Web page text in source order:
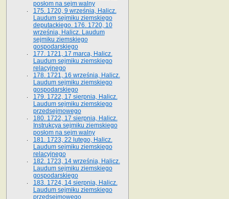
posłom na sejm walny
175. 1720, 9 września, Halicz.
Laudum sejmiku ziemskiego
deputackiego. 176. 1720, 10
września, Halicz. Laudum
sejmiku ziemskiego
gospodarskiego
177. 1721, 17 marca, Halicz.
Laudum sejmiku ziemskiego
relacyjnego
178. 1721, 16 września, Halicz.
Laudum sejmiku ziemskiego
gospodarskiego
179. 1722, 17 sierpnia, Halicz.
Laudum sejmiku ziemskiego
przedsejmowego
180. 1722, 17 sierpnia, Halicz.
Instrukcya sejmiku ziemskiego
posłom na sejm walny
181. 1723, 22 lutego, Halicz.
Laudum sejmiku ziemskiego
relacyjnego
182. 1723, 14 września, Halicz.
Laudum sejmiku ziemskiego
gospodarskiego
183. 1724, 14 sierpnia, Halicz.
Laudum sejmiku ziemskiego
przedsejmowego